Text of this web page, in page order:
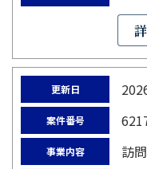
更新日
案件番号
事業内容 訪